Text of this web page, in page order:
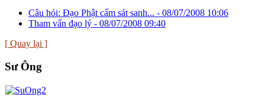
Câu hỏi: Đạo Phật cấm sát sanh... - 08/07/2008 10:06
Tham vấn đạo lý - 08/07/2008 09:40
[ Quay lại ]
Sư Ông